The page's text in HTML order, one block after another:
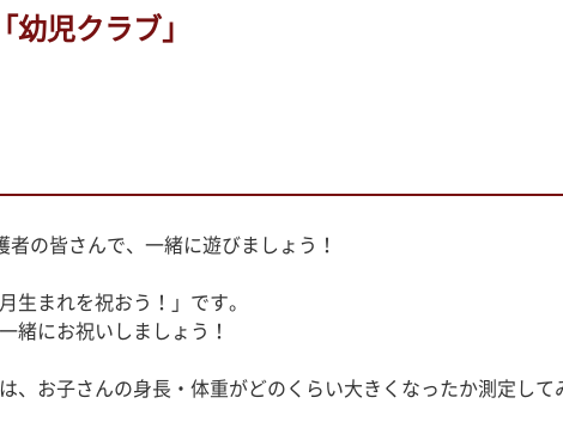
児クラブ」
の皆さんで、一緒に遊びましょう！
生まれを祝おう！」です。
緒にお祝いしましょう！
、お子さんの身長・体重がどのくらい大きくなったか測定して